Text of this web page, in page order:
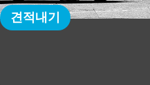
견적내기